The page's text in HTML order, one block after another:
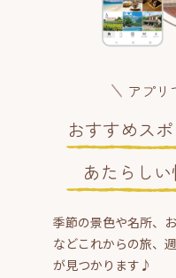
アプリ
おすすめス
あたらし
季節の景色や名所、
などこれからの旅、
が見つかります♪